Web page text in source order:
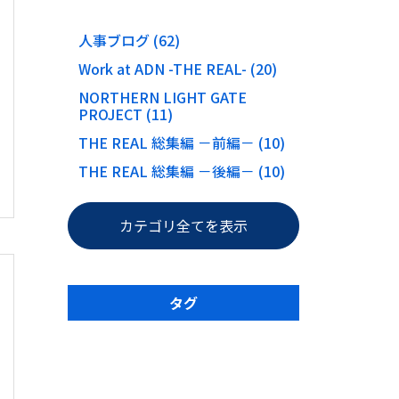
人事ブログ (62)
Work at ADN -THE REAL- (20)
NORTHERN LIGHT GATE
PROJECT (11)
THE REAL 総集編 －前編－ (10)
THE REAL 総集編 －後編－ (10)
カテゴリ全てを表示
タグ